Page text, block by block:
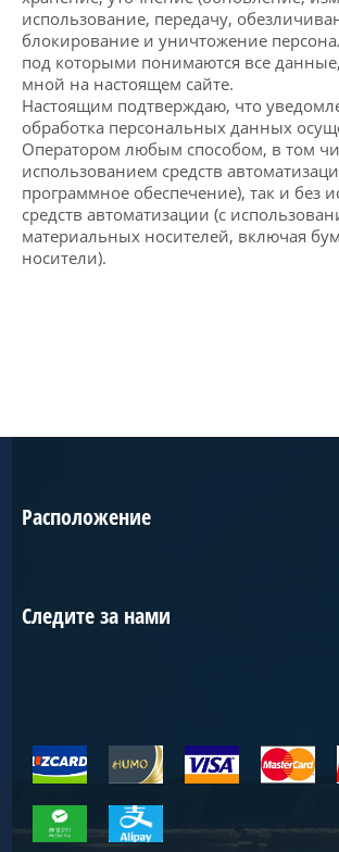
использование, передачу,
блокирование и уничтожение
под которыми понимаются все
мной на настоящем сайте.
Настоящим подтверждаю, что
обработка персональных данных
Оператором любым способом, в том
использованием средств
программное обеспечение), так и без
средств автоматизации (с
материальных носителей, включая
носители).
Следите за нами
Расположение